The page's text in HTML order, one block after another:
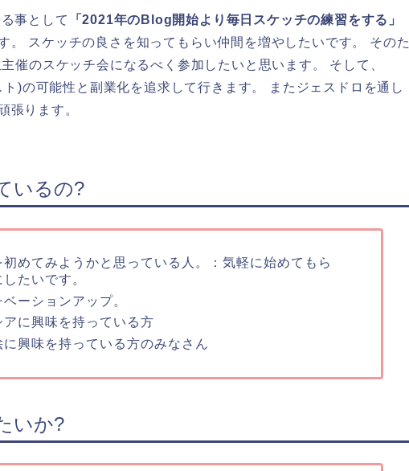
事として
「2021年のBlog開始より毎日スケッチの練習をする」
。 スケッチの良さを知ってもらい仲間を増やしたいです。 そのた
催のスケッチ会になるべく参加したいと思います。 そして、
)の可能性と副業化を追求して行きます。 またジェスドロを通し
張ります。
いるの?
初めてみようかと思っている人。：気軽に始めてもら
たいです。
ーションアップ。
アに興味を持っている方
に興味を持っている方のみなさん
いか?